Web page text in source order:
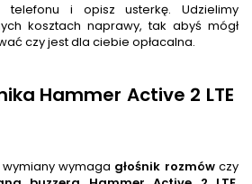
i opisz usterkę. Udzielimy
kosztach naprawy, tak abyś mógł
czy jest dla ciebie opłacalna.
Hammer Active 2 LTE
wymaga głośnik rozmówczy